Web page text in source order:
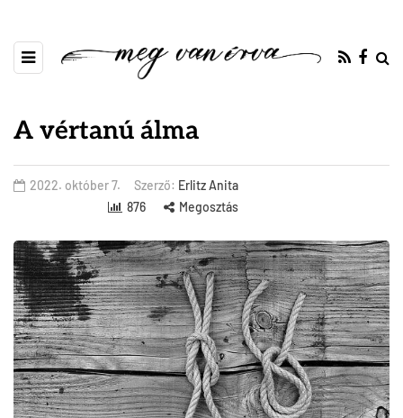
A vértanú álma
2022. október 7. Szerző: Erlitz Anita
876
Megosztás